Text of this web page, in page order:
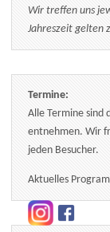
Wir treffen uns
Jahreszeit gelten
Termine:
Alle Termine sind
entnehmen. Wir
jeden Besucher.
Aktuelles